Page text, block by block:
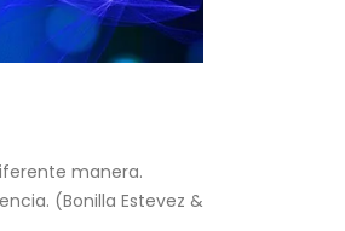
manera.
(Bonilla Estevez &